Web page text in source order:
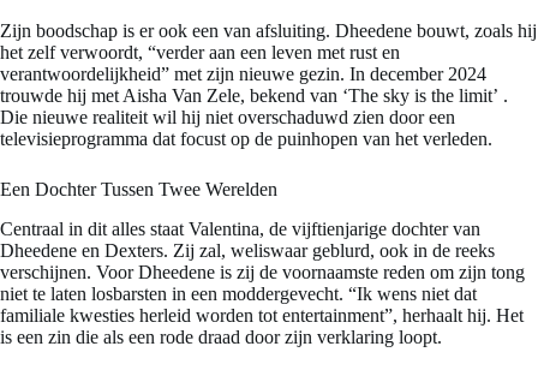
Zijn boodschap is er ook een van afsluiting. Dheedene bouwt, zoals hij
het zelf verwoordt, “verder aan een leven met rust en
verantwoordelijkheid” met zijn nieuwe gezin. In december 2024
trouwde hij met Aisha Van Zele, bekend van ‘The sky is the limit’ .
Die nieuwe realiteit wil hij niet overschaduwd zien door een
televisieprogramma dat focust op de puinhopen van het verleden.
Een Dochter Tussen Twee Werelden
Centraal in dit alles staat Valentina, de vijftienjarige dochter van
Dheedene en Dexters. Zij zal, weliswaar geblurd, ook in de reeks
verschijnen. Voor Dheedene is zij de voornaamste reden om zijn tong
niet te laten losbarsten in een moddergevecht. “Ik wens niet dat
familiale kwesties herleid worden tot entertainment”, herhaalt hij. Het
is een zin die als een rode draad door zijn verklaring loopt.